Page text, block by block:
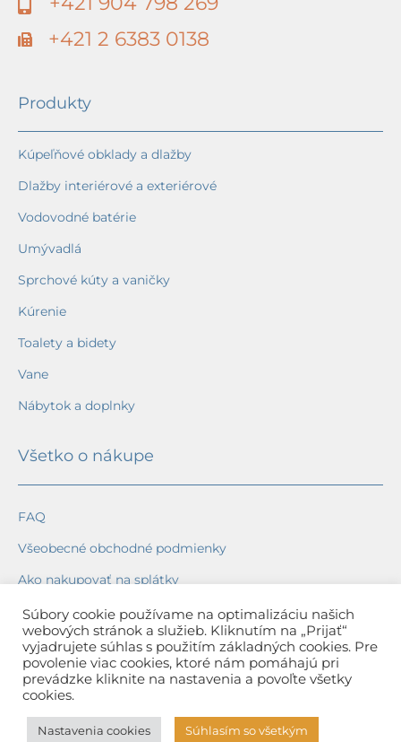
+421 2 6383 0138
Produkty
Kúpeľňové obklady a dlažby
Dlažby interiérové a exteriérové
Vodovodné batérie
Umývadlá
Sprchové kúty a vaničky
Kúrenie
Toalety a bidety
Vane
Nábytok a doplnky
Všetko o nákupe
FAQ
Všeobecné obchodné podmienky
Ako nakupovať na splátky
Ochrana osobných údajov
Reklamačný poriadok
Spôsob a cena dopravy
Spôsob platby
Súbory cookie používame na optimalizáciu našich
webových stránok a služieb. Kliknutím na „Prijať“
vyjadrujete súhlas s použitím základných cookies. Pre
povolenie viac cookies, ktoré nám pomáhajú pri
prevádzke kliknite na nastavenia a povoľte všetky
cookies.
Nastavenia cookies Súhlasím so všetkým